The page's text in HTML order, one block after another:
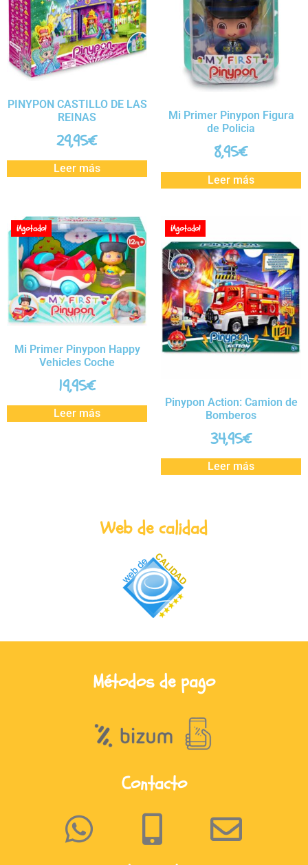
PINYPON CASTILLO DE LAS
REINAS
29,95€
Leer más
Mi Primer Pinypon Figura
de Policia
8,95€
Leer más
¡Agotado!
Mi Primer Pinypon Happy
Vehicles Coche
19,95€
Leer más
¡Agotado!
Pinypon Action: Camion de
Bomberos
34,95€
Leer más
Web de calidad
Métodos de pago
Contacto